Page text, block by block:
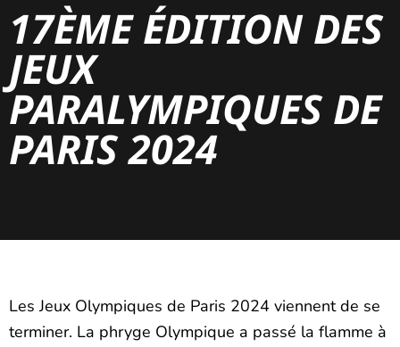
17ÈME ÉDITION DES
JEUX
PARALYMPIQUES DE
PARIS 2024
Les Jeux Olympiques de Paris 2024 viennent de se
terminer. La phryge Olympique a passé la flamme à